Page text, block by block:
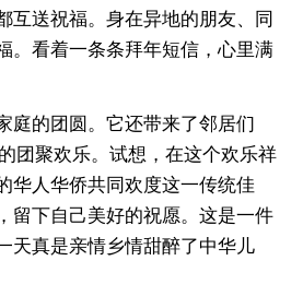
互送祝福。身在异地的朋友、同
。看着一条条拜年短信，心里满
庭的团圆。它还带来了邻居们
团聚欢乐。试想，在这个欢乐祥
华人华侨共同欢度这一传统佳
留下自己美好的祝愿。这是一件
天真是亲情乡情甜醉了中华儿